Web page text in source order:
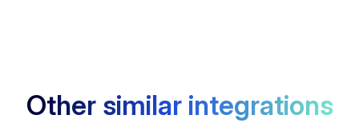
Other similar integrations